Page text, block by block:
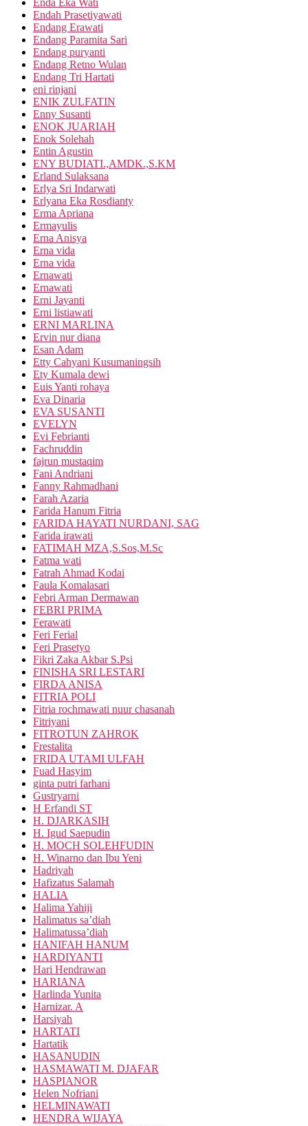
Enda Eka Wati
Endah Prasetiyawati
Endang Erawati
Endang Paramita Sari
Endang puryanti
Endang Retno Wulan
Endang Tri Hartati
eni rinjani
ENIK ZULFATIN
Enny Susanti
ENOK JUARIAH
Enok Solehah
Entin Agustin
ENY BUDIATI.,AMDK.,S.KM
Erland Sulaksana
Erlya Sri Indarwati
Erlyana Eka Rosdianty
Erma Apriana
Ermayulis
Erna Anisya
Erna vida
Erna vida
Ernawati
Ernawati
Erni Jayanti
Erni listiawati
ERNI MARLINA
Ervin nur diana
Esan Adam
Etty Cahyani Kusumaningsih
Ety Kumala dewi
Euis Yanti rohaya
Eva Dinaria
EVA SUSANTI
EVELYN
Evi Febrianti
Fachruddin
fajrun mustaqim
Fani Andriani
Fanny Rahmadhani
Farah Azaria
Farida Hanum Fitria
FARIDA HAYATI NURDANI, SAG
Farida irawati
FATIMAH MZA,S.Sos,M.Sc
Fatma wati
Fatrah Ahmad Kodai
Faula Komalasari
Febri Arman Dermawan
FEBRI PRIMA
Ferawati
Feri Ferial
Feri Prasetyo
Fikri Zaka Akbar S.Psi
FINISHA SRI LESTARI
FIRDA ANISA
FITRIA POLI
Fitria rochmawati nuur chasanah
Fitriyani
FITROTUN ZAHROK
Frestalita
FRIDA UTAMI ULFAH
Fuad Hasyim
ginta putri farhani
Gustryarni
H Erfandi ST
H. DJARKASIH
H. Igud Saepudin
H. MOCH SOLEHFUDIN
H. Winarno dan Ibu Yeni
Hadriyah
Hafizatus Salamah
HALIA
Halima Yahiji
Halimatus sa’diah
Halimatussa’diah
HANIFAH HANUM
HARDIYANTI
Hari Hendrawan
HARIANA
Harlinda Yunita
Harnizar. A
Harsiyah
HARTATI
Hartatik
HASANUDIN
HASMAWATI M. DJAFAR
HASPIANOR
Helen Nofriani
HELMINAWATI
HENDRA WIJAYA